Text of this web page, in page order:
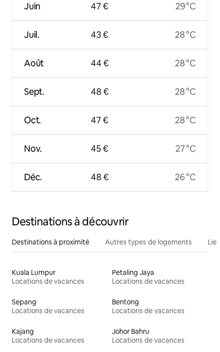
Juin
Juil.
Août
Sept.
Oct.
Nov.
Déc.
47 €
43 €
44 €
48 €
47 €
45 €
48 €
29 °C
28 °C
28 °C
28 °C
28 °C
27 °C
26 °C
Destinations à découvrir
Destinations à proximité Autres types de logements
Kuala Lumpur
Locations de vacances
Petaling Jaya
Locations de vacances
Sepang
Locations de vacances
Bentong
Locations de vacances
Kajang
Locations de vacances
Johor Bahru
Locations de vacances